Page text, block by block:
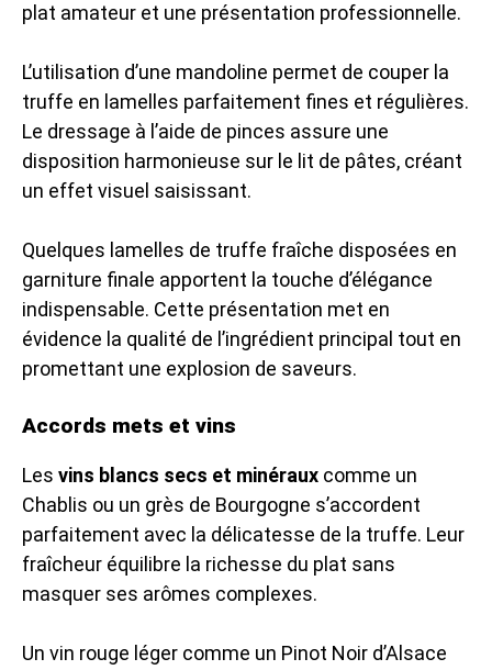
plat amateur et une présentation professionnelle.
L’utilisation d’une mandoline permet de couper la
truffe en lamelles parfaitement fines et régulières.
Le dressage à l’aide de pinces assure une
disposition harmonieuse sur le lit de pâtes, créant
un effet visuel saisissant.
Quelques lamelles de truffe fraîche disposées en
garniture finale apportent la touche d’élégance
indispensable. Cette présentation met en
évidence la qualité de l’ingrédient principal tout en
promettant une explosion de saveurs.
Accords mets et vins
Les vins blancs secs et minéraux comme un
Chablis ou un grès de Bourgogne s’accordent
parfaitement avec la délicatesse de la truffe. Leur
fraîcheur équilibre la richesse du plat sans
masquer ses arômes complexes.
Un vin rouge léger comme un Pinot Noir d’Alsace